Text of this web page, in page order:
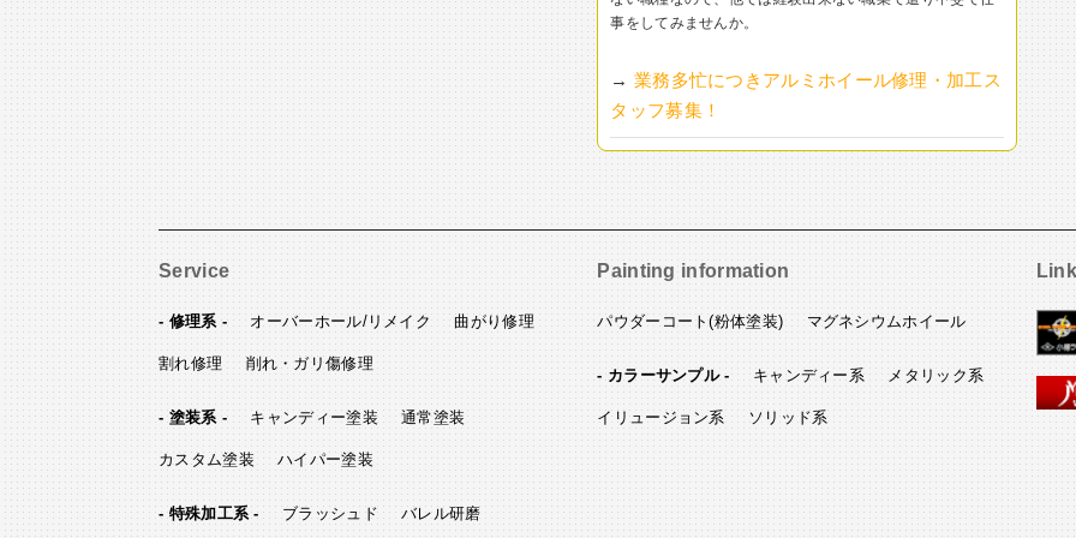
事をしてみませんか。
→ 業務多忙につきアルミホイール修理・加工ス
タッフ募集！
Service
- 修理系 - オーバーホール/リメイク 曲がり修理
割れ修理 削れ・ガリ傷修理
- 塗装系 - キャンディー塗装 通常塗装
カスタム塗装 ハイパー塗装
- 特殊加工系 - ブラッシュド バレル研磨
Painting information
パウダーコート(粉体塗装) マグネシウムホイール
- カラーサンプル - キャンディー系 メタリック系
イリュージョン系 ソリッド系
Link